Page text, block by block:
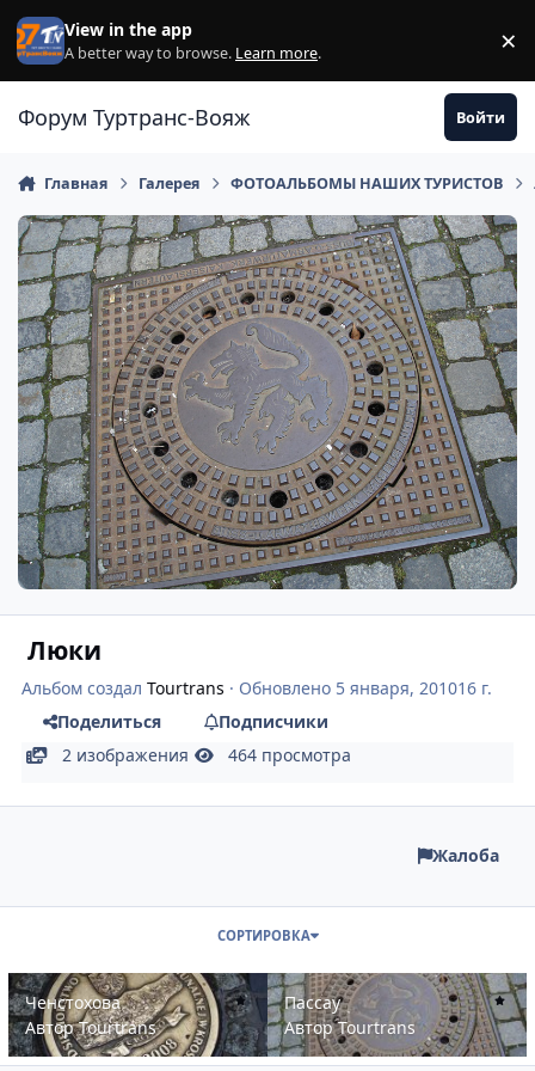
Перейти к содержанию
View in the app
A better way to browse. Learn more. ×
Форум Туртранс-Вояж Войти
Главная Галерея ФОТОАЛЬБОМЫ НАШИХ ТУРИСТОВ
Люки
Альбом создалTourtrans · Обновлено 5 января, 201016 г.
Поделиться
Подписчики
2 изображения
464 просмотра
Жалоба
СОРТИРОВКА
Ченстохова
Ченстохова
АвторTourtrans
Пассау
Пассау
АвторTourtrans